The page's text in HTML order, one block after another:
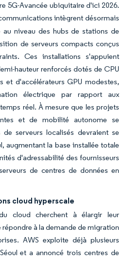
5G-Avancée ubiquitaire d'ici 2026.
intègrent désormais
niveau des hubs de stations de
de serveurs compacts conçus
Ces installations s'appuient
hauteur renforcés dotés de CPU
d'accélérateurs GPU modestes,
électrique par rapport aux
réel. À mesure que les projets
et de mobilité autonome se
serveurs localisés devraient se
augmentant la base installée totale
d'adressabilité des fournisseurs
de centres de données en
cloud hyperscale
cloud cherchent à élargir leur
à la demande de migration
AWS exploite déjà plusieurs
et a annoncé trois centres de